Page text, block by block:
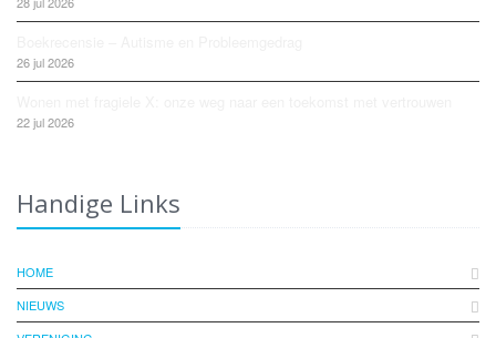
26 jul 2026
22 jul 2026
Handige Links
HOME
NIEUWS